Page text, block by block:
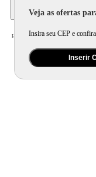
Veja as ofertas
Insira seu CEP e
Inserir
Home Brinquedo e Colecionável /